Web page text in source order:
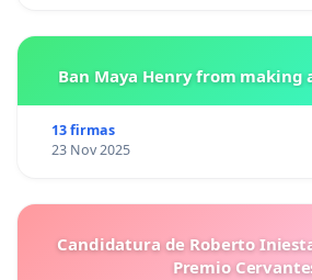
Ban Maya Henry from making
13 firmas
23 Nov 2025
Candidatura de Roberto
Premio